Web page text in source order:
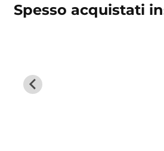
Spesso acquistati